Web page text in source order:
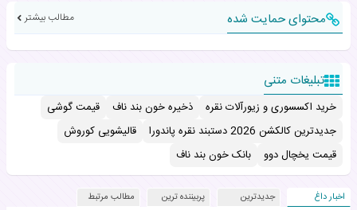
محتوای حمایت شده مطالب بیشتر
تبلیغات متنی
خرید اکسسوری و زیورآلات نقره ذخیره خون بند ناف
قیمت گوشی
جدیدترین کالکشن 2026 دستبند نقره پاندورا
قالیشویی کوروش
قیمت یخچال دوو
بانک خون بند ناف
اخبار داغ جدیدترین پربیننده ترین مطالب مرتبط